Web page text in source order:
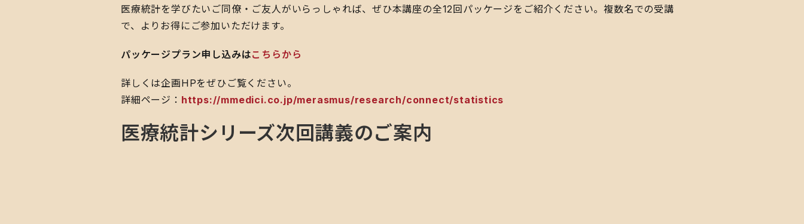
医療統計を学びたいご同僚・ご友人がいらっしゃれば、ぜひ本講座の全12回パッケージをご紹介ください。複数名での受講
で、よりお得にご参加いただけます。
パッケージプラン申し込みはこちらから
詳しくは企画HPをぜひご覧ください。
詳細ページ： https://mmedici.co.jp/merasmus/research/connect/statistics
医療統計シリーズ次回講義のご案内